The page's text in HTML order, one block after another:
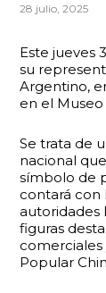
28 julio, 2025
Este jueves
su
Argentino,
en el Museo
Se trata de
nacional
símbolo de
contará con
autoridades
figuras
Popular